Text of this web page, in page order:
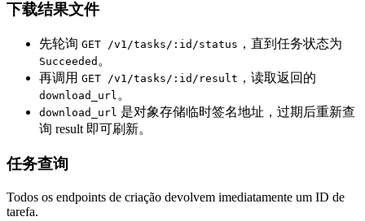
下载结果文件
先轮询 GET /v1/tasks/:id/status ，直到任务状态为
Succeeded 。
再调用 GET /v1/tasks/:id/result ，读取返回的
download_url 。
download_url 是对象存储临时签名地址，过期后重新查
询 result 即可刷新。
任务查询
Todos os endpoints de criação devolvem imediatamente um ID de
tarefa.